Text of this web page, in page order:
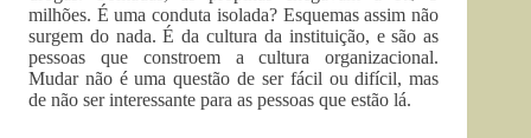
milhões. É uma conduta isolada? Esquemas assim não
surgem do nada. É da cultura da instituição, e são as
pessoas que constroem a cultura organizacional.
Mudar não é uma questão de ser fácil ou difícil, mas
de não ser interessante para as pessoas que estão lá.